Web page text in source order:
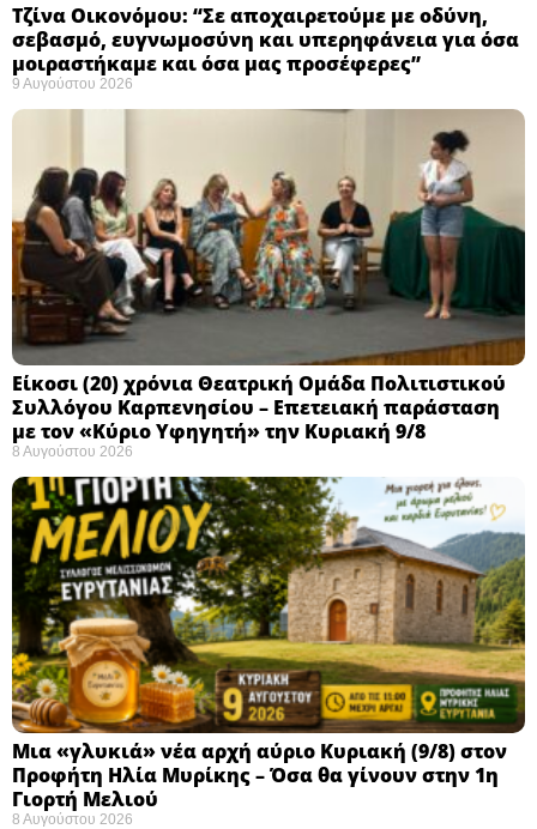
Τζίνα Οικονόμου: “Σε αποχαιρετούμε με οδύνη,
σεβασμό, ευγνωμοσύνη και υπερηφάνεια για όσα
μοιραστήκαμε και όσα μας προσέφερες”
9 Αυγούστου 2026
Eίκοσι (20) χρόνια Θεατρική Ομάδα Πολιτιστικού
Συλλόγου Καρπενησίου – Επετειακή παράσταση
με τον «Κύριο Υφηγητή» την Κυριακή 9/8
8 Αυγούστου 2026
Μια «γλυκιά» νέα αρχή αύριο Κυριακή (9/8) στον
Προφήτη Ηλία Μυρίκης – Όσα θα γίνουν στην 1η
Γιορτή Μελιού
8 Αυγούστου 2026